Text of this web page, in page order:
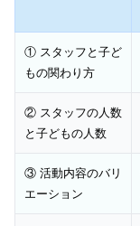
① スタッフと子ど
もの関わり方
② スタッフの人数
と子どもの人数
③ 活動内容のバリ
エーション